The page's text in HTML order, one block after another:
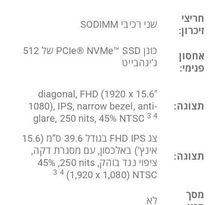
חריצי
זיכרון:
שני רכיבי SODIMM‏
אחסון
פנימי:
כונן PCIe® NVMe™ SSD של ‎512
ג’יגהבייט
תצוגה:
15.6″ diagonal, FHD (1920 x
1080), IPS, narrow bezel, anti-
glare, 250 nits, 45% NTSC 3 4
תצוגה:
צג FHD IPS בגודל 39.6 ס”מ (15.6
אינץ’) באלכסון, עם מסגרת דקה,
ציפוי נגד בוהק, ‎250 nits‏, ‎45%
NTSC‏ (‎1,920 x 1,080)
3 4
מסך
לא